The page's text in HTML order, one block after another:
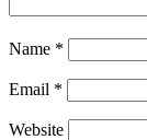
Name *
Email *
Website